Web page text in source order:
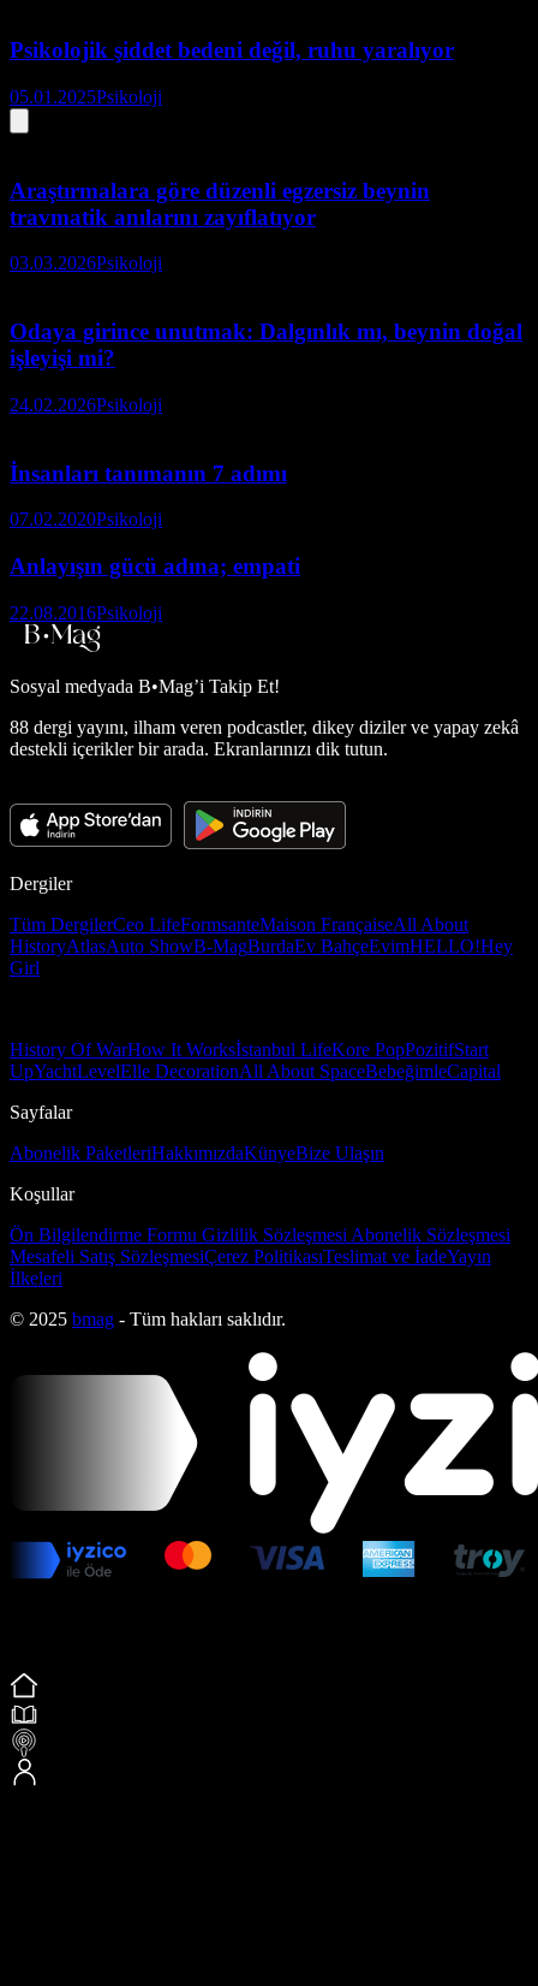
Psikolojik şiddet bedeni değil, ruhu yaralıyor
05.01.2025Psikoloji
Araştırmalara göre düzenli egzersiz beynin
travmatik anılarını zayıflatıyor
03.03.2026Psikoloji
Odaya girince unutmak: Dalgınlık mı, beynin doğal
işleyişi mi?
24.02.2026Psikoloji
İnsanları tanımanın 7 adımı
07.02.2020Psikoloji
Anlayışın gücü adına; empati
22.08.2016Psikoloji
Sosyal medyada B•Mag’i Takip Et!
88 dergi yayını, ilham veren podcastler, dikey diziler ve yapay zekâ
destekli içerikler bir arada. Ekranlarınızı dik tutun.
Dergiler
Tüm DergilerCeo LifeFormsanteMaison FrançaiseAll About
HistoryAtlasAuto ShowB-MagBurdaEv BahçeEvimHELLO!Hey
Girl
History Of WarHow It Worksİstanbul LifeKore PopPozitifStart
UpYachtLevelElle DecorationAll About SpaceBebeğimleCapital
Sayfalar
Abonelik PaketleriHakkımızdaKünyeBize Ulaşın
Koşullar
Ön Bilgilendirme Formu Gizlilik Sözleşmesi Abonelik Sözleşmesi
Mesafeli Satış SözleşmesiÇerez PolitikasıTeslimat ve İadeYayın
İlkeleri
© 2025 bmag - Tüm hakları saklıdır.